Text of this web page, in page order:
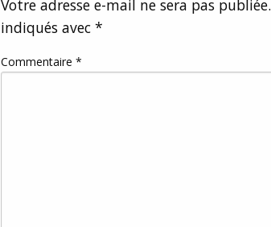
Votre adresse e-mail ne sera pas publiée.
indiqués avec *
Commentaire *